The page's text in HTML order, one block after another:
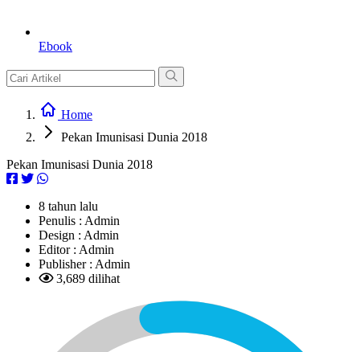
Ebook
Home
Pekan Imunisasi Dunia 2018
Pekan Imunisasi Dunia 2018
8 tahun lalu
Penulis : Admin
Design : Admin
Editor : Admin
Publisher : Admin
3,689 dilihat